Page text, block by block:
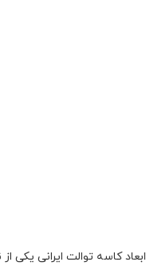
ابعاد کاسه توالت ایرانی